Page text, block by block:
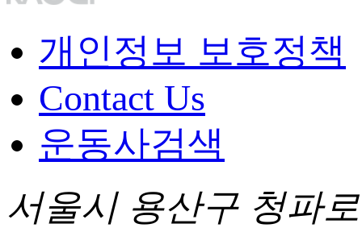
개인정보 보호정책
Contact Us
운동사검색
서울시 용산구 청파